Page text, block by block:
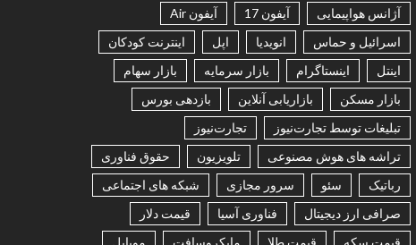
آژانس هواپیمایی
آیفون 17
آیفون Air
اسرائیل و حماس
انویدیا اپل
اینترنت کودکان
اینتل
اینستاگرام بازار سرمایه
بازار سهام
بازار مسکن
بازاریابی آنلاین
بازدهی بورس
تبلیغات توسط تجارت‌نیوز
تجارت‌نیوز
تراشه های هوش مصنوعی
تلویزیون
حقوق فناوری
رباتیک
سئو سرور مجازی
شبکه های اجتماعی
صرافی ارز دیجیتال
فناوری آسیا
قیمت دلار
قیمت سکه
قیمت طلا مایکروسافت موبایل